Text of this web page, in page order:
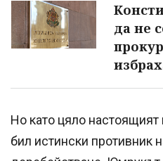
да не
Но като цяло настоящият
бил истински противник